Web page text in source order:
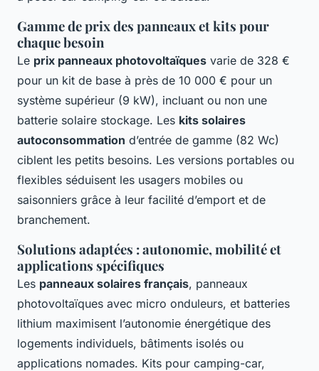
Gamme de prix des panneaux et kits pour
chaque besoin
Le prix panneaux photovoltaïques varie de 328 €
pour un kit de base à près de 10 000 € pour un
système supérieur (9 kW), incluant ou non une
batterie solaire stockage. Les kits solaires
autoconsommation d’entrée de gamme (82 Wc)
ciblent les petits besoins. Les versions portables ou
flexibles séduisent les usagers mobiles ou
saisonniers grâce à leur facilité d’emport et de
branchement.
Solutions adaptées : autonomie, mobilité et
applications spécifiques
Les panneaux solaires français, panneaux
photovoltaïques avec micro onduleurs, et batteries
lithium maximisent l’autonomie énergétique des
logements individuels, bâtiments isolés ou
applications nomades. Kits pour camping-car,